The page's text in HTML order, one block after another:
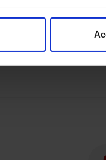
in qualsiasi